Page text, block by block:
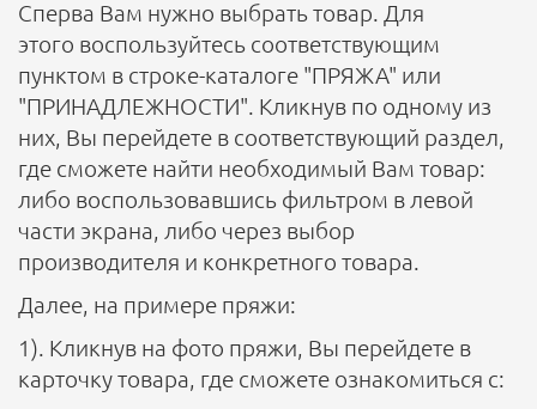
Сперва Вам нужно выбрать товар. Для
этого воспользуйтесь соответствующим
пунктом в строке-каталоге "ПРЯЖА" или
"ПРИНАДЛЕЖНОСТИ". Кликнув по одному из
них, Вы перейдете в соответствующий раздел,
где сможете найти необходимый Вам товар:
либо воспользовавшись фильтром в левой
части экрана, либо через выбор
производителя и конкретного товара.
Далее, на примере пряжи:
1). Кликнув на фото пряжи, Вы перейдете в
карточку товара, где сможете ознакомиться с: